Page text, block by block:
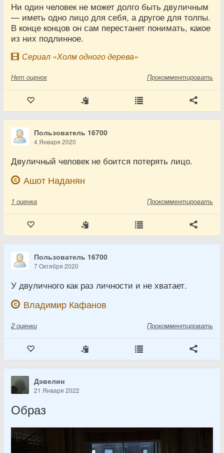
Ни один человек не может долго быть двуличным
— иметь одно лицо для себя, а другое для толпы.
В конце концов он сам перестанет понимать, какое
из них подлинное.
Сериал «Холм одного дерева»
Нет оценок Прокомментировать
Пользователь 16700
4 Января 2020
Двуличный человек не боится потерять лицо.
Ашот Наданян
1 оценка Прокомментировать
Пользователь 16700
7 Октября 2020
У двуличного как раз личности и не хватает.
Владимир Кафанов
2 оценки Прокомментировать
Дэвелин
21 Января 2022
Образ